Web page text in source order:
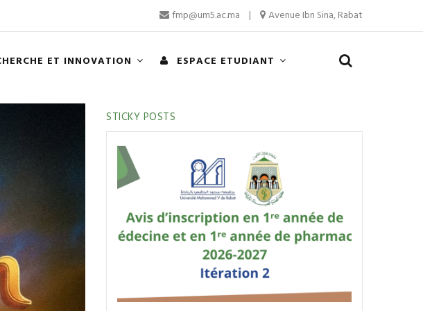
fmp@um5.ac.ma | Avenue Ibn Sina, Rabat
ET INNOVATION ESPACE ETUDIANT
STICKY POSTS